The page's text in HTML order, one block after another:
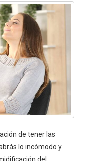
de tener las
lo incómodo y